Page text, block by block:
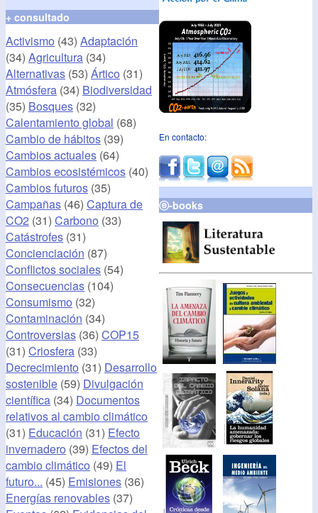
+ consultado
Activismo (43) Adaptación
(34) Agricultura (34)
Alternativas (53) Ártico (31)
Atmósfera (34) Biodiversidad
(35) Bosques (32)
Calentamiento global (68)
Cambio de hábitos (39)
Cambios actuales (64)
Cambios ecosistémicos (40)
Cambios futuros (35)
Campañas (46) Captura de
CO2 (31) Carbono (33)
Catástrofes (31)
Concienciación (87)
Conflictos sociales (54)
Consecuencias (104)
Consumismo (32)
Contaminación (34)
Controversias (36) COP15
(31) Criosfera (33)
Decrecimiento (31) Desarrollo
sostenible (59) Divulgación
científica (34) Documentos
relativos al cambio climático
(31) Educación (31) Efecto
invernadero (39) Efectos del
cambio climático (49) El
futuro... (45) Emisiones (36)
Energías renovables (37)
En contacto:
ⓔ-books